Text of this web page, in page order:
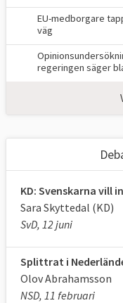
EU-medborgare
väg
regeringen säger
KD: Svenskarna vill
Sara Skyttedal (KD)
SvD, 12 juni
Splittrat i
Olov Abrahamsson
NSD, 11 februari